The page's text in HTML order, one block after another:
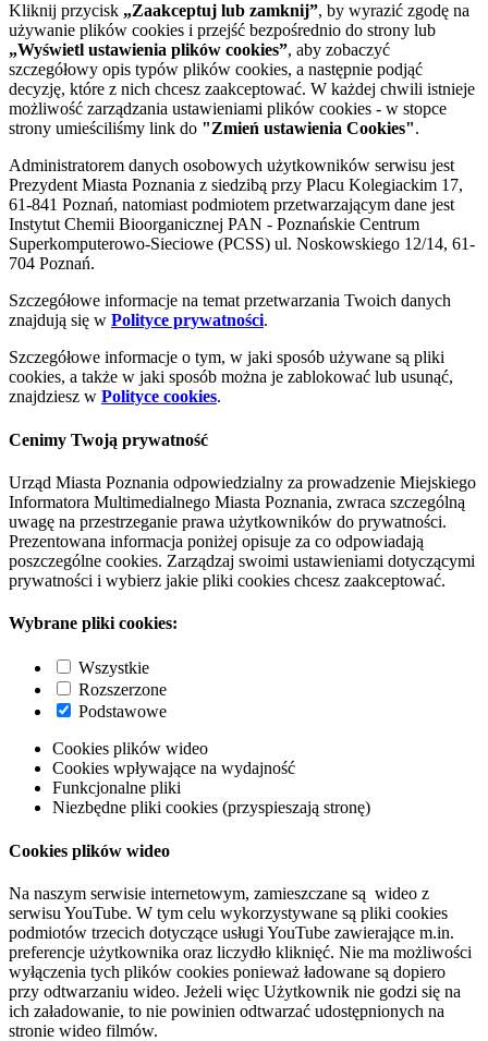
Kliknij przycisk „Zaakceptuj lub zamknij”, by wyrazić zgodę na
używanie plików cookies i przejść bezpośrednio do strony lub
„Wyświetl ustawienia plików cookies”, aby zobaczyć
szczegółowy opis typów plików cookies, a następnie podjąć
decyzję, które z nich chcesz zaakceptować. W każdej chwili istnieje
możliwość zarządzania ustawieniami plików cookies - w stopce
strony umieściliśmy link do "Zmień ustawienia Cookies".
Administratorem danych osobowych użytkowników serwisu jest
Prezydent Miasta Poznania z siedzibą przy Placu Kolegiackim 17,
61-841 Poznań, natomiast podmiotem przetwarzającym dane jest
Instytut Chemii Bioorganicznej PAN - Poznańskie Centrum
Superkomputerowo-Sieciowe (PCSS) ul. Noskowskiego 12/14, 61-
704 Poznań.
Szczegółowe informacje na temat przetwarzania Twoich danych
znajdują się w Polityce prywatności.
Szczegółowe informacje o tym, w jaki sposób używane są pliki
cookies, a także w jaki sposób można je zablokować lub usunąć,
znajdziesz w Polityce cookies.
Cenimy Twoją prywatność
Urząd Miasta Poznania odpowiedzialny za prowadzenie Miejskiego
Informatora Multimedialnego Miasta Poznania, zwraca szczególną
uwagę na przestrzeganie prawa użytkowników do prywatności.
Prezentowana informacja poniżej opisuje za co odpowiadają
poszczególne cookies. Zarządzaj swoimi ustawieniami dotyczącymi
prywatności i wybierz jakie pliki cookies chcesz zaakceptować.
Wybrane pliki cookies:
Wszystkie
Rozszerzone
Podstawowe
Cookies plików wideo
Cookies wpływające na wydajność
Funkcjonalne pliki
Niezbędne pliki cookies (przyspieszają stronę)
Cookies plików wideo
Na naszym serwisie internetowym, zamieszczane są wideo z
serwisu YouTube. W tym celu wykorzystywane są pliki cookies
podmiotów trzecich dotyczące usługi YouTube zawierające m.in.
preferencje użytkownika oraz liczydło kliknięć. Nie ma możliwości
wyłączenia tych plików cookies ponieważ ładowane są dopiero
przy odtwarzaniu wideo. Jeżeli więc Użytkownik nie godzi się na
ich załadowanie, to nie powinien odtwarzać udostępnionych na
stronie wideo filmów.